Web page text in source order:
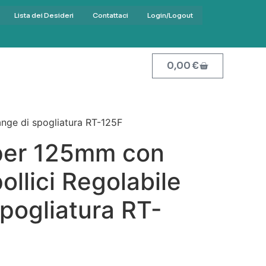
Lista dei Desideri Contattaci Login/Logout
0,00€
di spogliatura RT-125F
125mm con
Regolabile
RT-